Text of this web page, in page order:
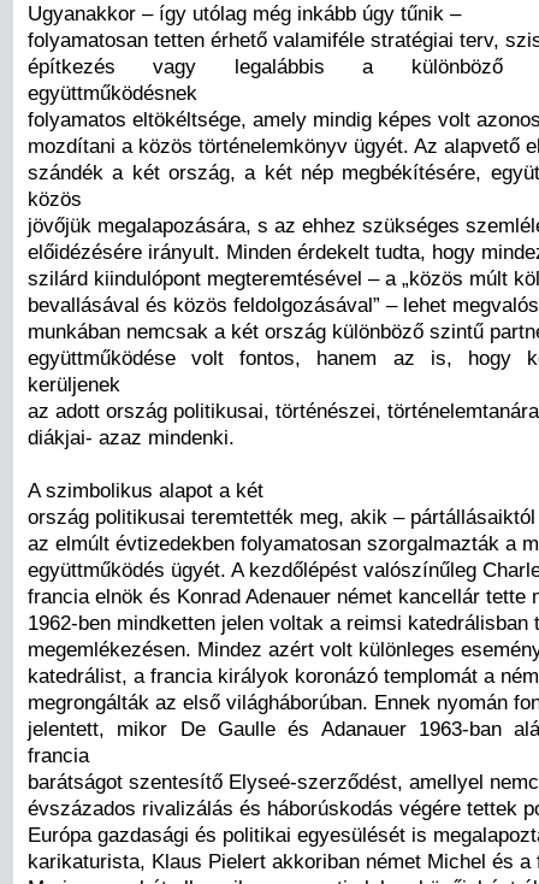
Ugyanakkor – így utólag még inkább úgy tűnik –
folyamatosan tetten érhető valamiféle stratégiai terv,
építkezés vagy legalábbis a különböző
együttműködésnek
folyamatos eltökéltsége, amely mindig képes volt
mozdítani a közös történelemkönyv ügyét. Az alapvető
szándék a két ország, a két nép megbékítésére,
közös
jövőjük megalapozására, s az ehhez szükséges
előidézésére irányult. Minden érdekelt tudta, hogy
szilárd kiindulópont megteremtésével – a „közös múlt
bevallásával és közös feldolgozásával” – lehet
munkában nemcsak a két ország különböző szintű
együttműködése volt fontos, hanem az is, hogy
kerüljenek
az adott ország politikusai, történészei,
diákjai- azaz mindenki.
A szimbolikus alapot a két
ország politikusai teremtették meg, akik –
az elmúlt évtizedekben folyamatosan szorgalmazták a
együttműködés ügyét. A kezdőlépést valószínűleg
francia elnök és Konrad Adenauer német kancellár tette
1962-ben mindketten jelen voltak a reimsi katedrálisban
megemlékezésen. Mindez azért volt különleges
katedrálist, a francia királyok koronázó templomát a
megrongálták az első világháborúban. Ennek nyomán
jelentett, mikor De Gaulle és Adanauer 1963-ban
francia
barátságot szentesítő Elyseé-szerződést, amellyel
évszázados rivalizálás és háborúskodás végére tettek
Európa gazdasági és politikai egyesülését is
karikaturista, Klaus Pielert akkoriban német Michel és a